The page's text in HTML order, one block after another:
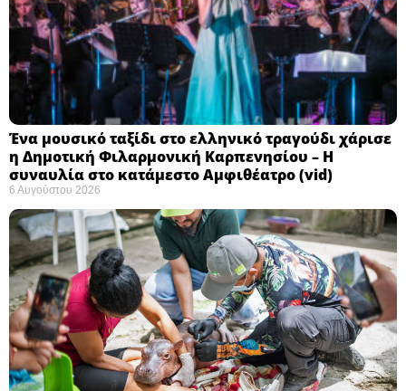
Ένα μουσικό ταξίδι στο ελληνικό τραγούδι χάρισε
η Δημοτική Φιλαρμονική Καρπενησίου – Η
συναυλία στο κατάμεστο Αμφιθέατρο (vid)
6 Αυγούστου 2026